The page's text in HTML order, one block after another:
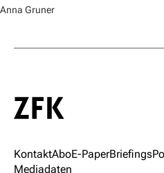
Anna Gruner
KontaktAboE-PaperBriefings
Mediadaten